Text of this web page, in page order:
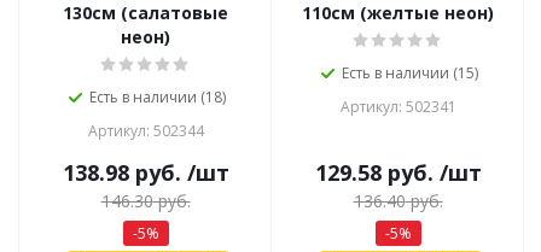
130см (салатовые
неон)
Есть в наличии (18)
Артикул: 502344
138.98руб. /шт
146.30руб.
-5%
110см (желтые неон)
Есть в наличии (15)
Артикул: 502341
129.58руб. /шт
136.40руб.
-5%